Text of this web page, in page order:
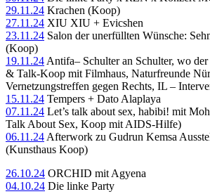
29.11.24 Krachen (Koop)
27.11.24 XIU XIU + Evicshen
23.11.24 Salon der unerfüllten Wünsche:
(Koop)
19.11.24 Antifa– Schulter an Schulter, wo
& Talk-Koop mit Filmhaus, Naturfreunde
Vernetzungstreffen gegen Rechts, IL –
15.11.24 Tempers + Dato Alaplaya
07.11.24 Let’s talk about sex, habibi! mit
Talk About Sex, Koop mit AIDS-Hilfe)
06.11.24 Afterwork zu Gudrun Kemsa
(Kunsthaus Koop)
26.10.24 ORCHID mit Agyena
04.10.24 Die linke Party